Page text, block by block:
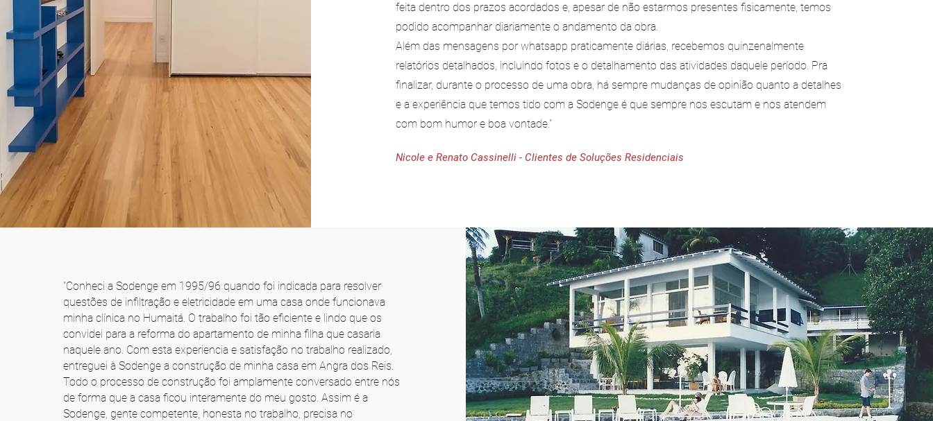
feita dentro dos prazos acordados e, apesar de não estarmos presentes fisicamente, temos
podido acompanhar diariamente o andamento da obra.
Além das mensagens por whatsapp praticamente diárias, recebemos quinzenalmente
relatórios detalhados, incluindo fotos e o detalhamento das atividades daquele período. Pra
finalizar, durante o processo de uma obra, há sempre mudanças de opinião quanto a detalhes
e a experiência que temos tido com a Sodenge é que sempre nos escutam e nos atendem
com bom humor e boa vontade."
Nicole e Renato Cassinelli - Clientes de Soluções Residenciais
"Conheci a Sodenge em 1995/96 quando foi indicada para resolver
questões de infiltração e eletricidade em uma casa onde funcionava
minha clínica no Humaitá. O trabalho foi tão eficiente e lindo que os
convidei para a reforma do apartamento de minha filha que casaria
naquele ano. Com esta experiencia e satisfação no trabalho realizado,
entreguei à Sodenge a construção de minha casa em Angra dos Reis.
Todo o processo de construção foi amplamente conversado entre nós
de forma que a casa ficou interamente do meu gosto. Assim é a
Sodenge, gente competente, honesta no trabalho, precisa no